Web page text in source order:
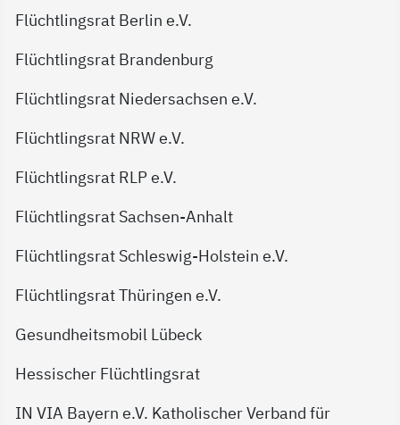
Flüchtlingsrat Berlin e.V.
Flüchtlingsrat Brandenburg
Flüchtlingsrat Niedersachsen e.V.
Flüchtlingsrat NRW e.V.
Flüchtlingsrat RLP e.V.
Flüchtlingsrat Sachsen-Anhalt
Flüchtlingsrat Schleswig-Holstein e.V.
Flüchtlingsrat Thüringen e.V.
Gesundheitsmobil Lübeck
Hessischer Flüchtlingsrat
IN VIA Bayern e.V. Katholischer Verband für